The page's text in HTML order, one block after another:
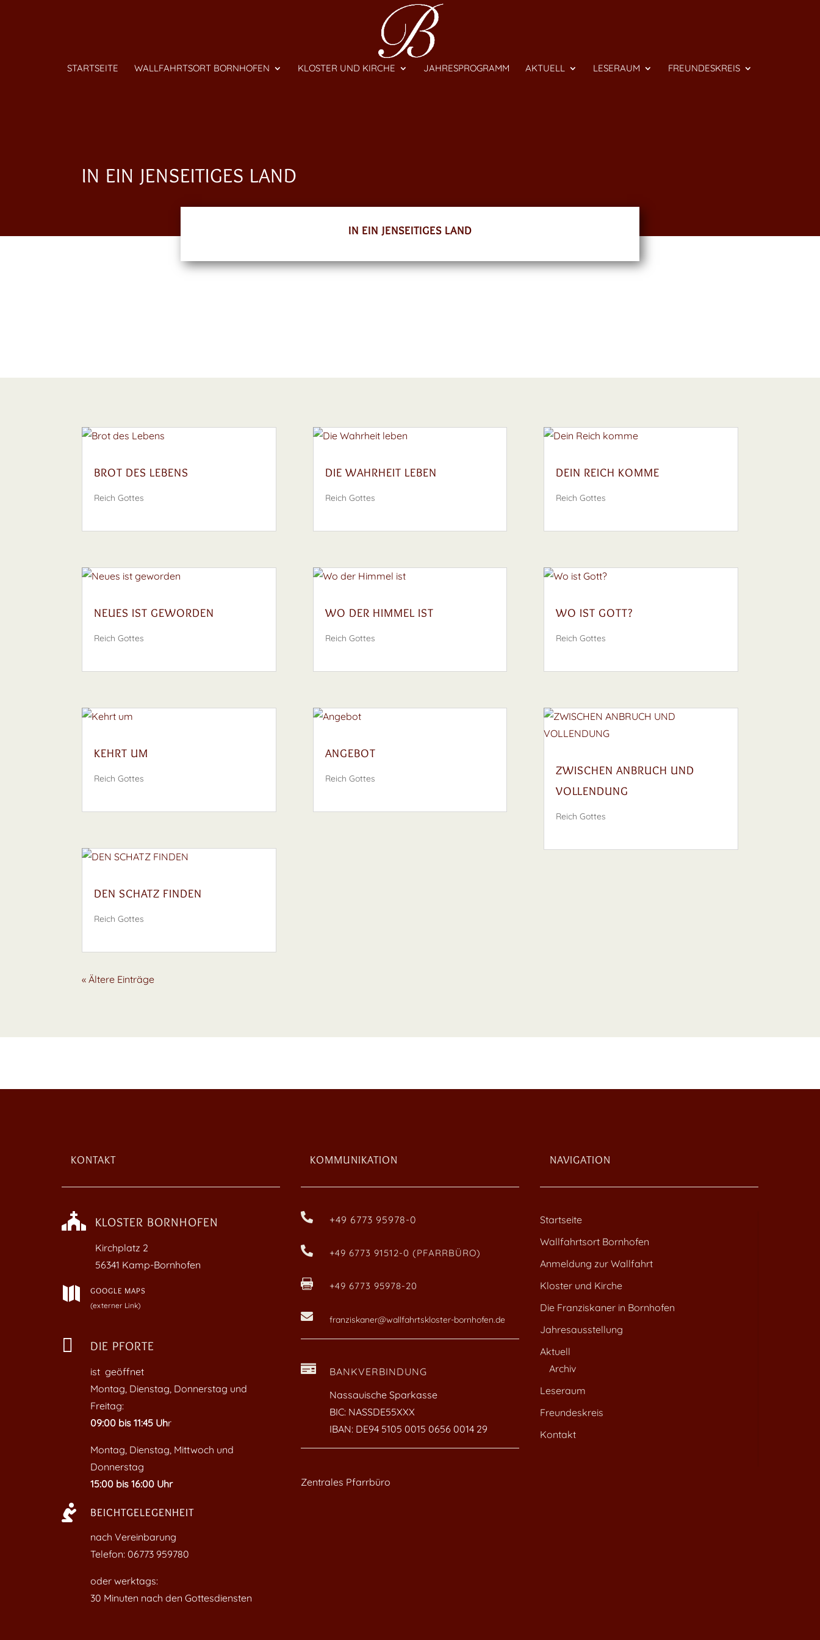
STARTSEITE WALLFAHRTSORT BORNHOFEN KLOSTER UND KIRCHE JAHRESPROGRAMM AKTUELL LESERAUM FREUNDESKREIS
IN EIN JENSEITIGES LAND
IN EIN JENSEITIGES LAND
BROT DES LEBENS
Reich Gottes
NEUES IST GEWORDEN
Reich Gottes
KEHRT UM
Reich Gottes
DEN SCHATZ FINDEN
Reich Gottes
DIE WAHRHEIT LEBEN
Reich Gottes
WO DER HIMMEL IST
Reich Gottes
ANGEBOT
Reich Gottes
DEIN REICH KOMME
Reich Gottes
WO IST GOTT?
Reich Gottes
ZWISCHEN ANBRUCH UND
VOLLENDUNG
Reich Gottes
« Ältere Einträge
KONTAKT
 KLOSTER BORNHOFEN
Kirchplatz 2
56341 Kamp-Bornhofen
 GOOGLE MAPS
(externer Link)
 DIE PFORTE
ist geöffnet
Montag, Dienstag, Donnerstag und
Freitag:
09:00 bis 11:45 Uhr
Montag, Dienstag, Mittwoch und
Donnerstag
15:00 bis 16:00 Uhr
 BEICHTGELEGENHEIT
nach Vereinbarung
Telefon: 06773 959780
oder werktags:
30 Minuten nach den Gottesdiensten
KOMMUNIKATION
 +49 6773 95978-0
 +49 6773 91512-0 (PFARRBÜRO)
 +49 6773 95978-20
 franziskaner@wallfahrtskloster-bornhofen.de

BANKVERBINDUNG
Nassauische Sparkasse
BIC: NASSDE55XXX
IBAN: DE94 5105 0015 0656 0014 29
Zentrales Pfarrbüro
NAVIGATION
Startseite
Wallfahrtsort Bornhofen
Anmeldung zur Wallfahrt
Kloster und Kirche
Die Franziskaner in Bornhofen
Jahresausstellung
Aktuell
Archiv
Leseraum
Freundeskreis
Kontakt